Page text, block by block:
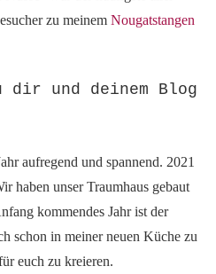
zu meinem Nougatstangen
dir und deinem Blog
aufregend und spannend. 2021
haben unser Traumhaus gebaut
kommendes Jahr ist der
schon in meiner neuen Küche zu
euch zu kreieren.